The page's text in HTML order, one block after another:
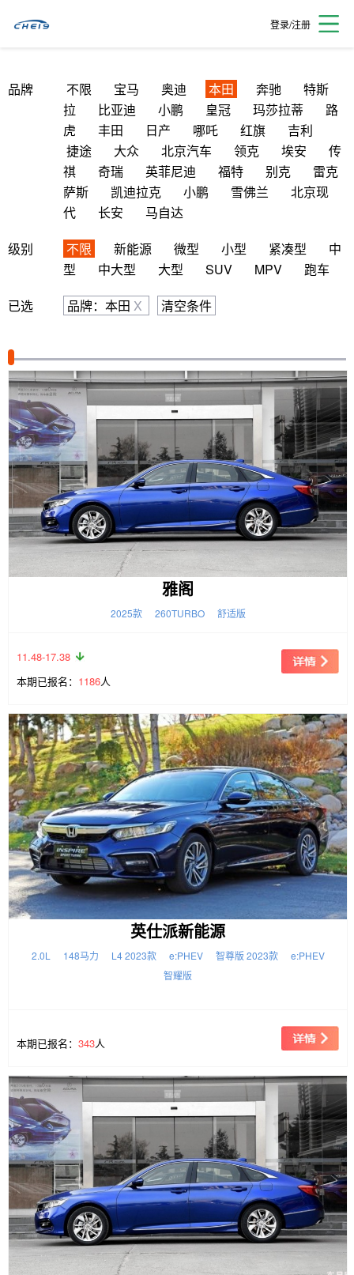
登录/注册
品牌 不限 宝马 奥迪 本田 奔驰
特斯
拉
比亚迪 小鹏 皇冠 玛莎拉蒂
路
虎
丰田 日产 哪吒 红旗
吉利
捷途
大众 北京汽车 领克 埃安
传
祺
奇瑞 英菲尼迪 福特 别克
雷克
萨斯
凯迪拉克 小鹏 雪佛兰
北京现
代
长安
马自达
级别
不限 新能源 微型 小型 紧凑型
中
型
中大型 大型 SUV MPV
跑车
已选
品牌：本田 X 清空条件
雅阁
2025款 260TURBO 舒适版
11.48-17.38
本期已报名： 1186人
英仕派新能源
2.0L 148马力 L4 2023款 e:PHEV 智尊版 2023款
e:PHEV
智耀版
本期已报名： 343人